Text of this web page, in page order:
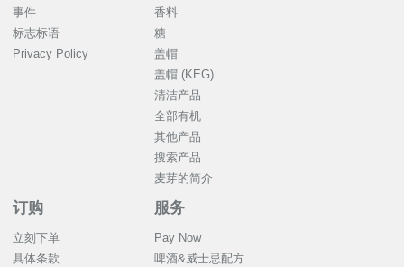
事件
标志标语
Privacy Policy
香料
糖
盖帽
盖帽 (KEG)
清洁产品
全部有机
其他产品
搜索产品
麦芽的简介
订购
立刻下单
具体条款
服务
Pay Now
啤酒&威士忌配方